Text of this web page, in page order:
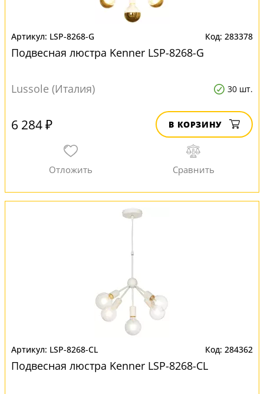
LSP-8268-G 283378
Подвесная люстра Kenner LSP-8268-G
Lussole (Италия) 30 шт.
6 284 ₽ В КОРЗИНУ
LSP-8268-CL 284362
Подвесная люстра Kenner LSP-8268-CL